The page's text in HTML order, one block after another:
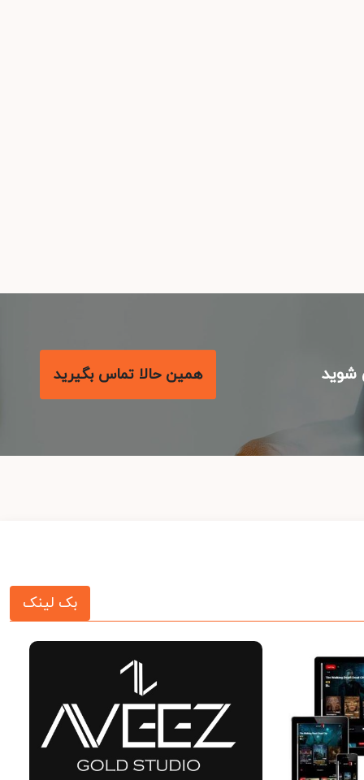
همین حالا تماس بگیرید
بک لینک